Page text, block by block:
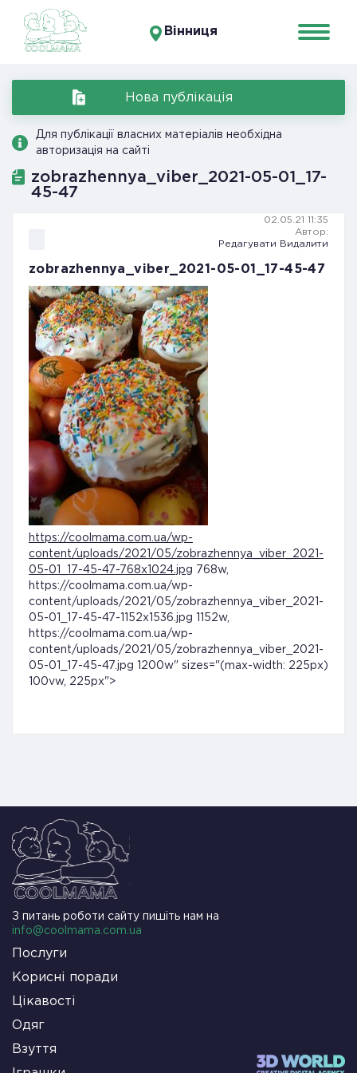
Вінниця
Нова публікація
Для публікації власних матеріалів необхідна
авторизація на сайті
zobrazhennya_viber_2021-05-01_17-
45-47
02.05.21 11:35
Автор:
Редагувати
Видалити
zobrazhennya_viber_2021-05-01_17-45-47
https://coolmama.com.ua/wp-
content/uploads/2021/05/zobrazhennya_viber_2021-
05-01_17-45-47-768x1024.jpg 768w,
https://coolmama.com.ua/wp-
content/uploads/2021/05/zobrazhennya_viber_2021-
05-01_17-45-47-1152x1536.jpg 1152w,
https://coolmama.com.ua/wp-
content/uploads/2021/05/zobrazhennya_viber_2021-
05-01_17-45-47.jpg 1200w" sizes="(max-width: 225px)
100vw, 225px">
З питань роботи сайту пишіть нам на
info@coolmama.com.ua
Послуги
Корисні поради
Цікавості
Одяг
Взуття